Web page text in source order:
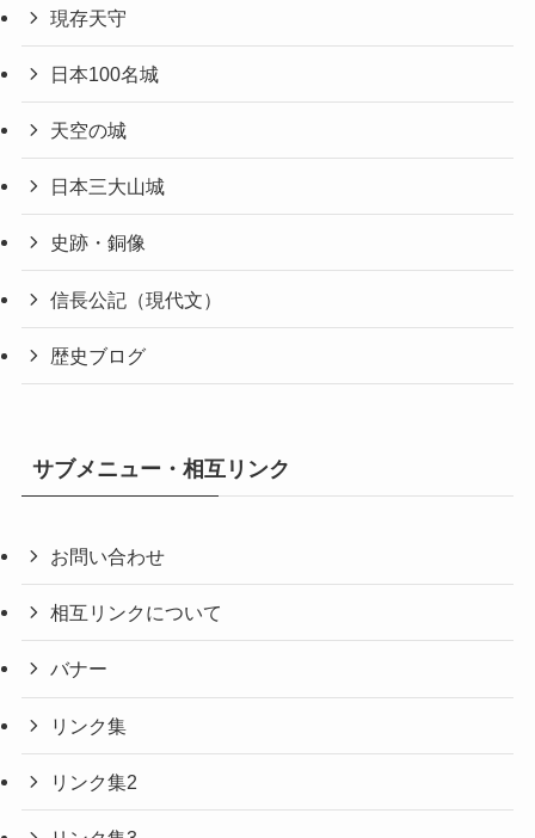
現存天守
日本100名城
天空の城
日本三大山城
史跡・銅像
信長公記（現代文）
歴史ブログ
サブメニュー・相互リンク
お問い合わせ
相互リンクについて
バナー
リンク集
リンク集2